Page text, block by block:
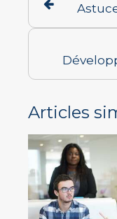
Articles